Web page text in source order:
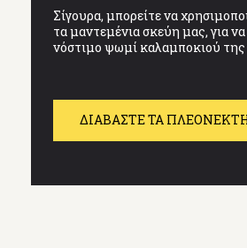
Σίγουρα, μπορείτε να
τα μαντεμένια σκεύη μας, για
νόστιμο ψωμί καλαμποκιού της
ΔΙΑΒΆΣΤΕ ΤΑ